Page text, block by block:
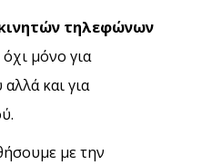
τηλεφώνων
μόνο για
και για
με την